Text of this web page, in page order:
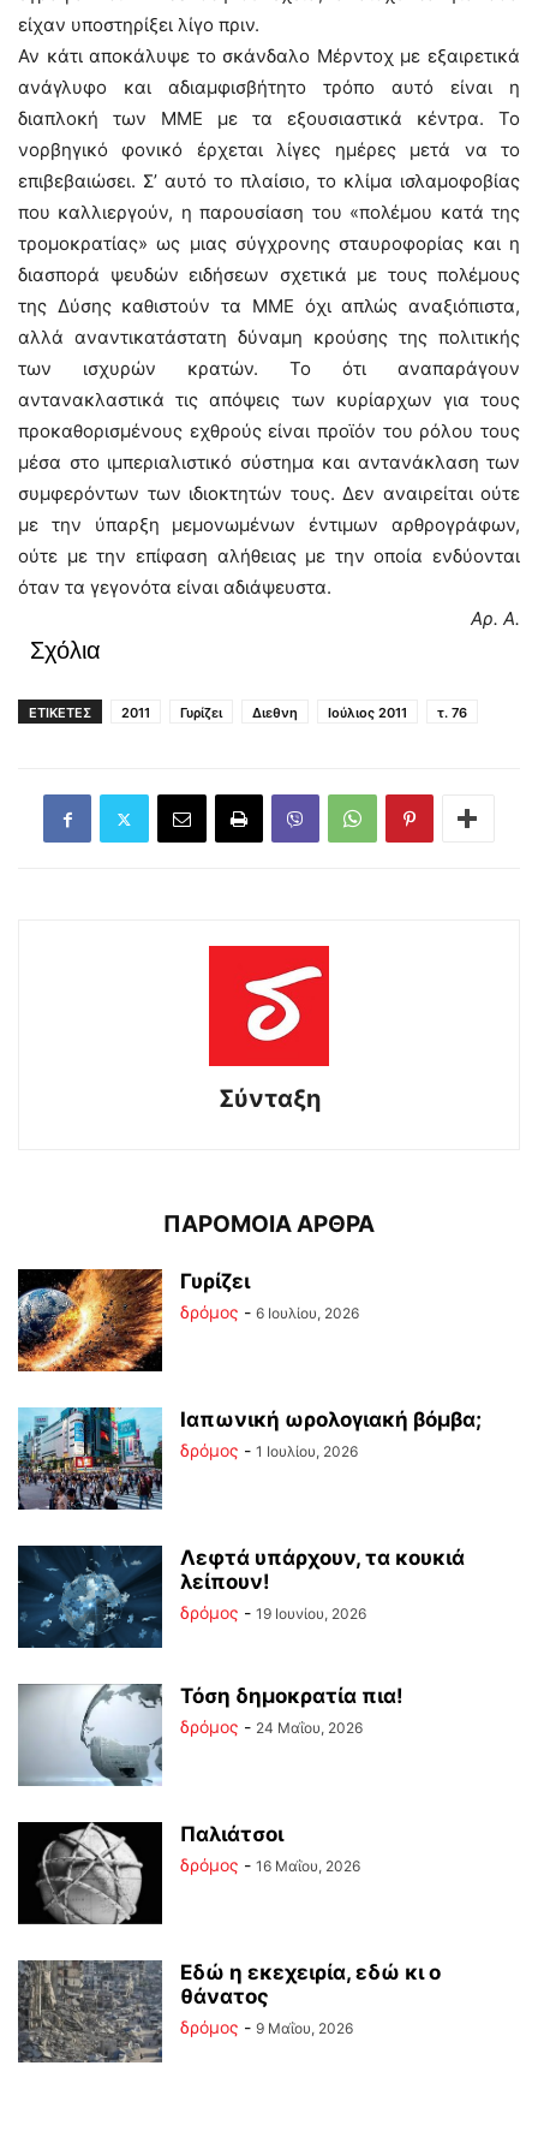
είχαν υποστηρίξει λίγο πριν.
Αν κάτι αποκάλυψε το σκάνδαλο Μέρντοχ με εξαιρετικά
ανάγλυφο και αδιαμφισβήτητο τρόπο αυτό είναι η
διαπλοκή των ΜΜΕ με τα εξουσιαστικά κέντρα. Το
νορβηγικό φονικό έρχεται λίγες ημέρες μετά να το
επιβεβαιώσει. Σ’ αυτό το πλαίσιο, το κλίμα ισλαμοφοβίας
που καλλιεργούν, η παρουσίαση του «πολέμου κατά της
τρομοκρατίας» ως μιας σύγχρονης σταυροφορίας και η
διασπορά ψευδών ειδήσεων σχετικά με τους πολέμους
της Δύσης καθιστούν τα ΜΜΕ όχι απλώς αναξιόπιστα,
αλλά αναντικατάστατη δύναμη κρούσης της πολιτικής
των ισχυρών κρατών. Το ότι αναπαράγουν
αντανακλαστικά τις απόψεις των κυρίαρχων για τους
προκαθορισμένους εχθρούς είναι προϊόν του ρόλου τους
μέσα στο ιμπεριαλιστικό σύστημα και αντανάκλαση των
συμφερόντων των ιδιοκτητών τους. Δεν αναιρείται ούτε
με την ύπαρξη μεμονωμένων έντιμων αρθρογράφων,
ούτε με την επίφαση αλήθειας με την οποία ενδύονται
όταν τα γεγονότα είναι αδιάψευστα.
Αρ. Α.
Σχόλια
ΕΤΙΚΕΤΕΣ 2011 Γυρίζει Διεθνη Ιούλιος 2011 τ. 76
Σύνταξη
ΠΑΡΟΜΟΙΑ ΑΡΘΡΑ
Γυρίζει
δρόμος - 6 Ιουλίου, 2026
Ιαπωνική ωρολογιακή βόμβα;
δρόμος - 1 Ιουλίου, 2026
Λεφτά υπάρχουν, τα κουκιά
λείπουν!
δρόμος - 19 Ιουνίου, 2026
Τόση δημοκρατία πια!
δρόμος - 24 Μαΐου, 2026
Παλιάτσοι
δρόμος - 16 Μαΐου, 2026
Εδώ η εκεχειρία, εδώ κι ο
θάνατος
δρόμος - 9 Μαΐου, 2026